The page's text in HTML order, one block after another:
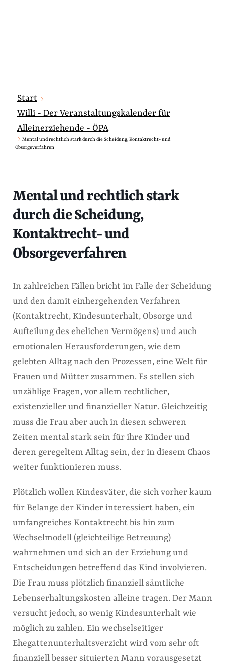
Start
Willi - Der Veranstaltungskalender für
Alleinerziehende - ÖPA
Mental und rechtlich stark durch die Scheidung, Kontaktrecht- und
Obsorgeverfahren
Mental und rechtlich stark
durch die Scheidung,
Kontaktrecht- und
Obsorgeverfahren
In zahlreichen Fällen bricht im Falle der Scheidung
und den damit einhergehenden Verfahren
(Kontaktrecht, Kindesunterhalt, Obsorge und
Aufteilung des ehelichen Vermögens) und auch
emotionalen Herausforderungen, wie dem
gelebten Alltag nach den Prozessen, eine Welt für
Frauen und Mütter zusammen. Es stellen sich
unzählige Fragen, vor allem rechtlicher,
existenzieller und finanzieller Natur. Gleichzeitig
muss die Frau aber auch in diesen schweren
Zeiten mental stark sein für ihre Kinder und
deren geregeltem Alltag sein, der in diesem Chaos
weiter funktionieren muss.
Plötzlich wollen Kindesväter, die sich vorher kaum
für Belange der Kinder interessiert haben, ein
umfangreiches Kontaktrecht bis hin zum
Wechselmodell (gleichteilige Betreuung)
wahrnehmen und sich an der Erziehung und
Entscheidungen betreffend das Kind involvieren.
Die Frau muss plötzlich finanziell sämtliche
Lebenserhaltungskosten alleine tragen. Der Mann
versucht jedoch, so wenig Kindesunterhalt wie
möglich zu zahlen. Ein wechselseitiger
Ehegattenunterhaltsverzicht wird vom sehr oft
finanziell besser situierten Mann vorausgesetzt